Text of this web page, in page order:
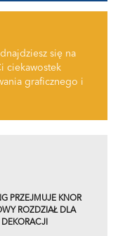
się na
ciekawostek
graficznego i
PRZEJMUJE KNOR
ROZDZIAŁ DLA